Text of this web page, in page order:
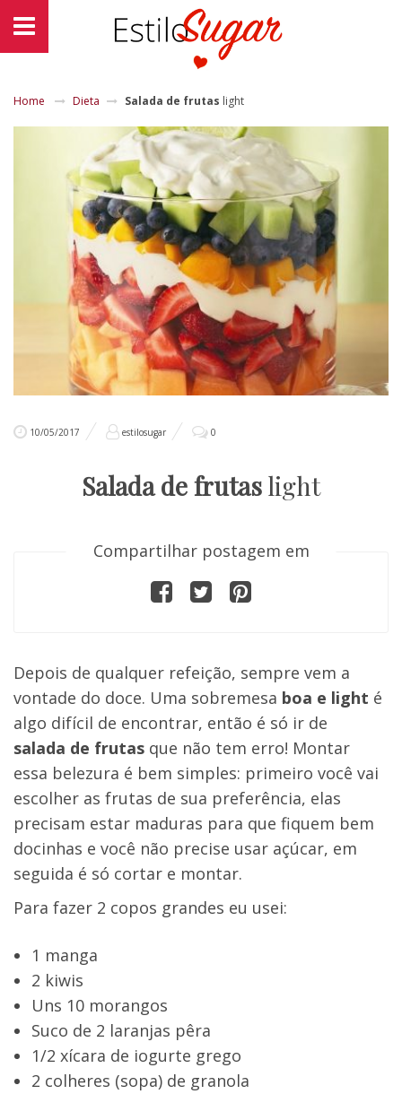
Home Dieta Salada de frutas light
10/05/2017 estilosugar 0
Salada de frutaslight
Compartilhar postagem em
Depois de qualquer refeição, sempre vem a
vontade do doce. Uma sobremesa boa e light é
algo difícil de encontrar, então é só ir de
salada de frutas que não tem erro! Montar
essa belezura é bem simples: primeiro você vai
escolher as frutas de sua preferência, elas
precisam estar maduras para que fiquem bem
docinhas e você não precise usar açúcar, em
seguida é só cortar e montar.
Para fazer 2 copos grandes eu usei:
1 manga
2 kiwis
Uns 10 morangos
Suco de 2 laranjas pêra
1/2 xícara de iogurte grego
2 colheres (sopa) de granola